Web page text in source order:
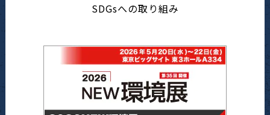
SDGsへの取り組み